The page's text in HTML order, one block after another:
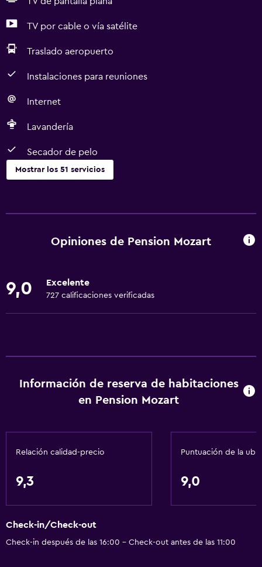
TV por cable o vía satélite
Traslado aeropuerto
Instalaciones para reuniones
Internet
Lavandería
Secador de pelo
Mostrar los 51 servicios
Wifi gratis
Toallas
Calefacción
Aseo
Papel higiénico
Opiniones de Pension Mozart
9,0 Excelente
727 calificaciones verificadas
Información de reserva de habitaciones
en Pension Mozart
Relación calidad-precio
9,3
Puntuación de la
9,0
Check-in/Check-out
Check-in después de las 16:00 - Check-out antes de las 11:00